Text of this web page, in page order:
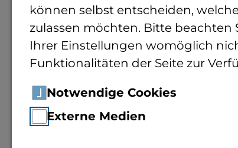
Home Forschung Rund ums
StuDiDesk
digital -
können selbst entscheiden,
zulassen möchten. Bitte beachten
Ihrer Einstellungen womöglich
Funktionalitäten der Seite zur
Notwendige Cookies
Externe Medien